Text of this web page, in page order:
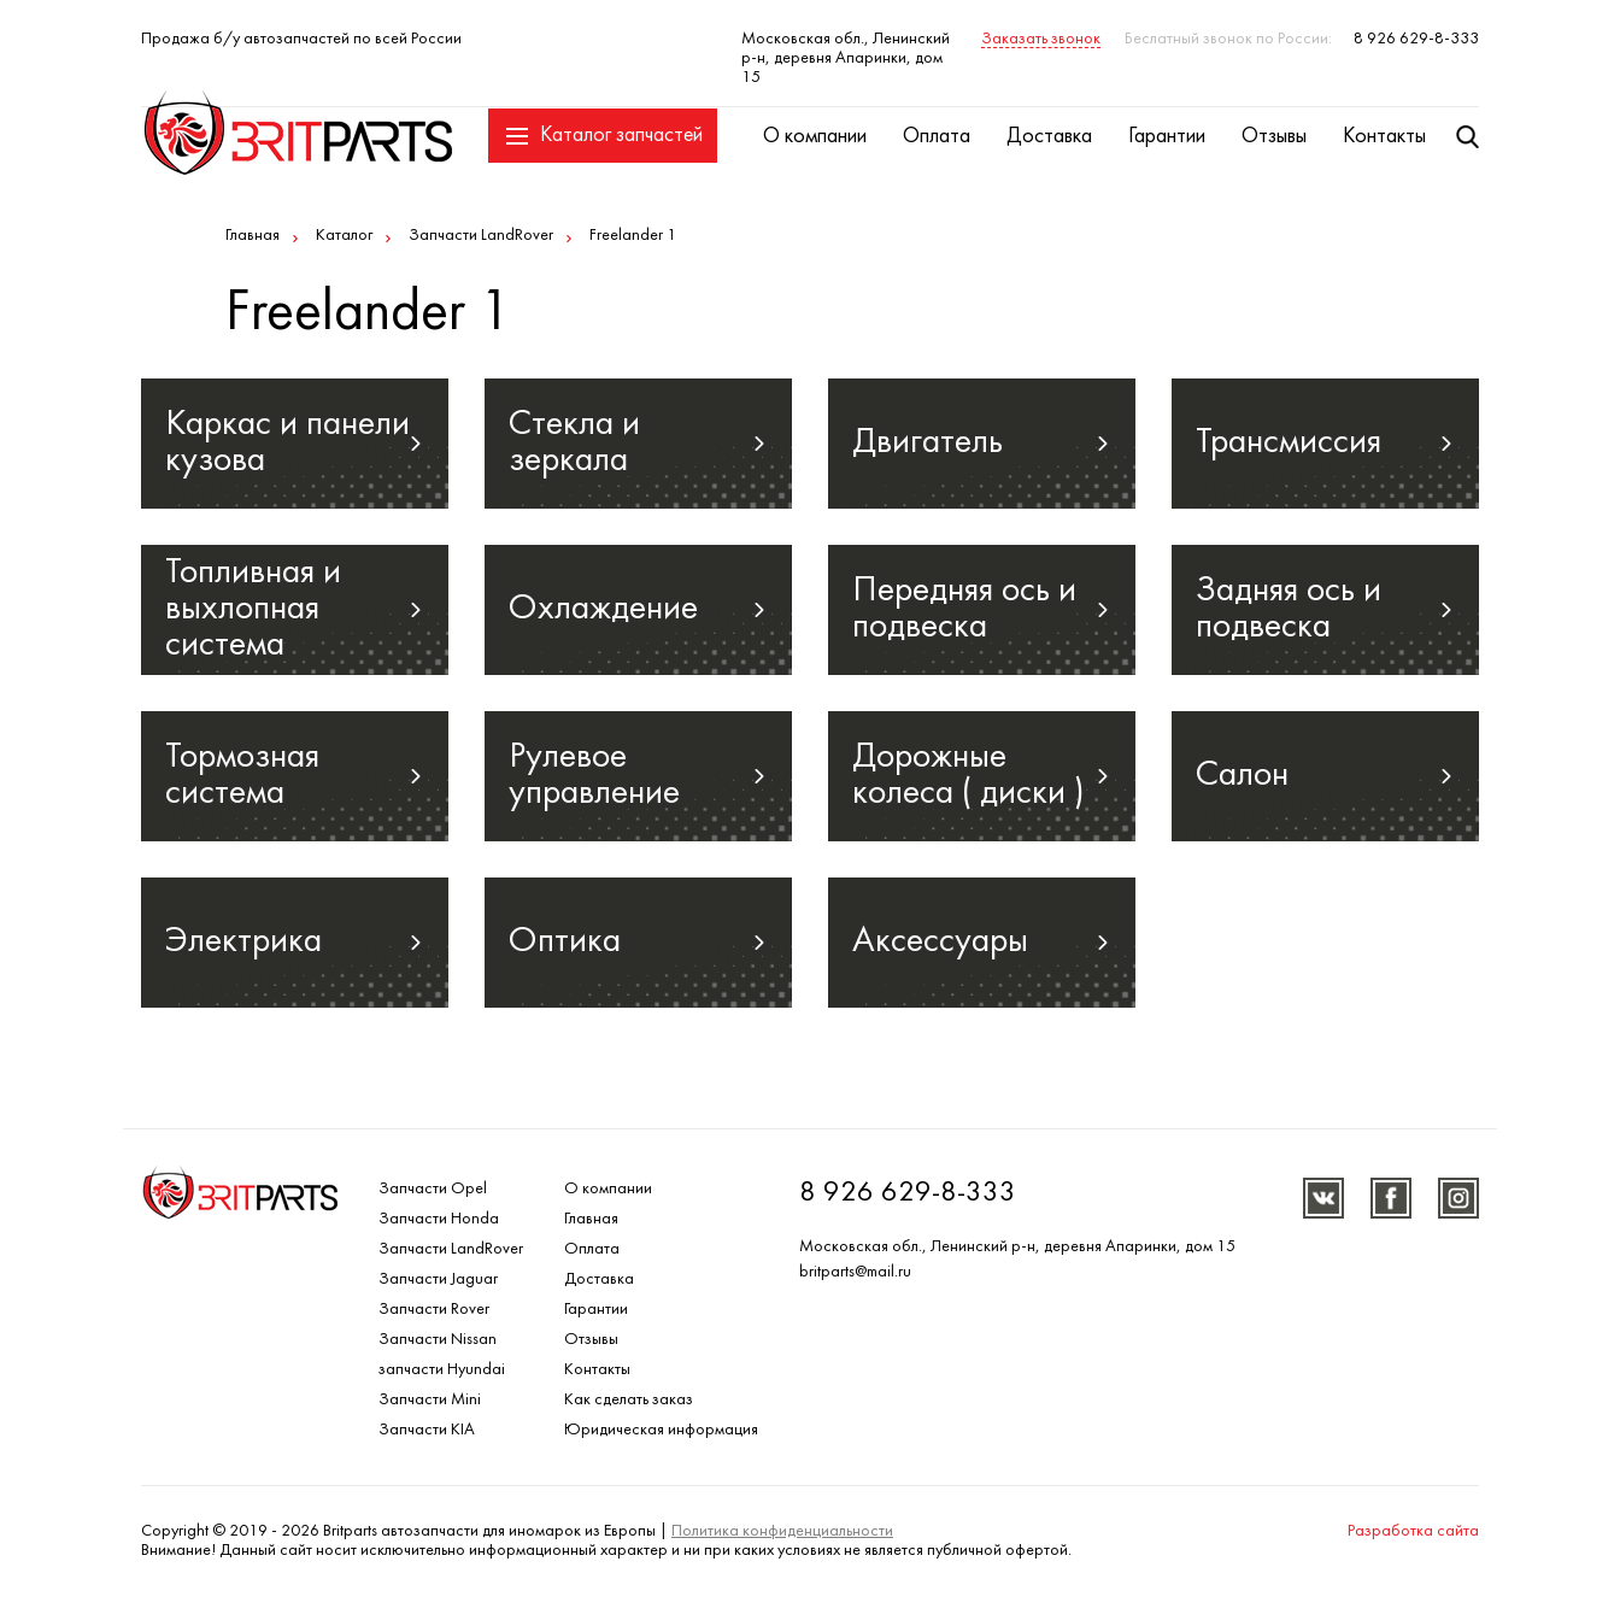
Каталог запчастей О компании Оплата Доставка Гарантии Отзывы Контакты
Продажа б/у автозапчастей по всей России
Московская обл., Ленинский
р-н, деревня Апаринки, дом
15
Заказать звонок Беслатный звонок по России: 8 926 629-8-333
Главная Каталог Запчасти LandRover Freelander 1
Freelander 1
Каркас и панели
кузова
Стекла и
зеркала
Двигатель Трансмиссия
Топливная и
выхлопная
система
Охлаждение
Передняя ось и
подвеска
Задняя ось и
подвеска
Тормозная
система
Рулевое
управление
Дорожные
колеса ( диски )
Салон
Электрика Оптика Аксессуары
Запчасти Opel
Запчасти Honda
Запчасти LandRover
Запчасти Jaguar
Запчасти Rover
Запчасти Nissan
запчасти Hyundai
Запчасти Mini
Запчасти KIA
О компании
Главная
Оплата
Доставка
Гарантии
Отзывы
Контакты
Как сделать заказ
Юридическая информация
8 926 629-8-333
Московская обл., Ленинский р-н, деревня Апаринки, дом 15
britparts@mail.ru
Copyright © 2019 - 2026 Britparts автозапчасти для иномарок из Европы |
Политика конфиденциальности
Внимание! Данный сайт носит исключительно информационный характер и ни при каких условиях не является публичной офертой.
Разработка сайта